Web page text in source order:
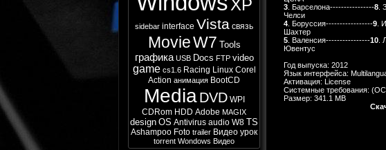
XP
sidebar interface Vista связь
MovieW7 Tools
графика USB Docs FTP video
game cs1.6 Racing Linux Corel
Action анимация BootCD
Media DVD WPI
CDRom HDD Adobe MAGIX
design OS Antivirus audio W8 TS
Ashampoo Foto trailer Видео урок
torrent Wondows Видео
3 . Барселона----------------8 .
Челси
4 . Боруссия-----------------9 .
Шахтер
5 . Валенсия----------------10 .
Ювентус
Год выпуска: 2012
Язык интерфейса:
Активация: License
Системные требования:
Размер: 341.1 MB